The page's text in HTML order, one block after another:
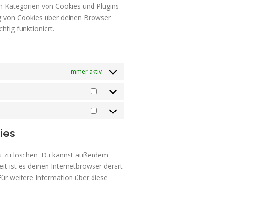
Kategorien von Cookies und Plugins
von Cookies über deinen Browser
funktioniert.
Immer aktiv
Statistiken
Marketing
löschen. Du kannst außerdem
ist es deinen Internetbrowser derart
weitere Information über diese